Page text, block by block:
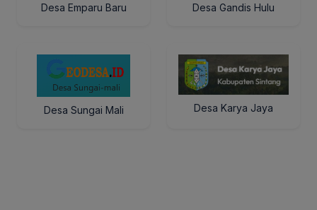
Desa Emparu Baru Desa Gandis Hulu
Desa Sungai Mali Desa Karya Jaya